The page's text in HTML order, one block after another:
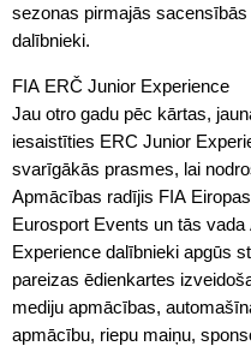
sezonas pirmajās
dalībnieki.
FIA ERČ Junior Experience
Jau otro gadu pēc kārtas,
iesaistīties ERC Junior
svarīgākās prasmes, lai
Apmācības radījis FIA
Eurosport Events un tās
Experience dalībnieki apgūs
pareizas ēdienkartes
mediju apmācības,
apmācību, riepu maiņu,